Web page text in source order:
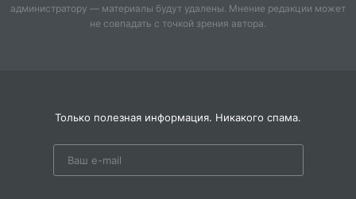
администратору — материалы будут удалены. Мнение редакции может
не совпадать с точкой зрения автора.
Только полезная информация. Никакого спама.